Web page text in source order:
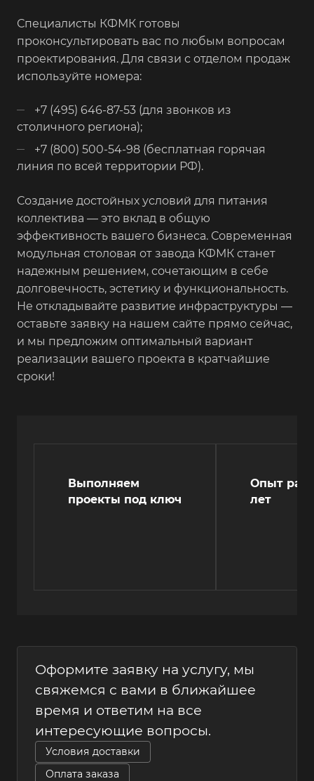
Специалисты КФМК готовы
проконсультировать вас по любым вопросам
проектирования. Для связи с отделом продаж
используйте номера:
+7 (495) 646-87-53 (для звонков из
столичного региона);
+7 (800) 500-54-98 (бесплатная горячая
линия по всей территории РФ).
Создание достойных условий для питания
коллектива — это вклад в общую
эффективность вашего бизнеса. Современная
модульная столовая от завода КФМК станет
надежным решением, сочетающим в себе
долговечность, эстетику и функциональность.
Не откладывайте развитие инфраструктуры —
оставьте заявку на нашем сайте прямо сейчас,
и мы предложим оптимальный вариант
реализации вашего проекта в кратчайшие
сроки!
Выполняем
проекты под ключ
Опыт
лет
Оформите заявку на услугу, мы
свяжемся с вами в ближайшее
время и ответим на все
интересующие вопросы.
Условия доставки
Оплата заказа